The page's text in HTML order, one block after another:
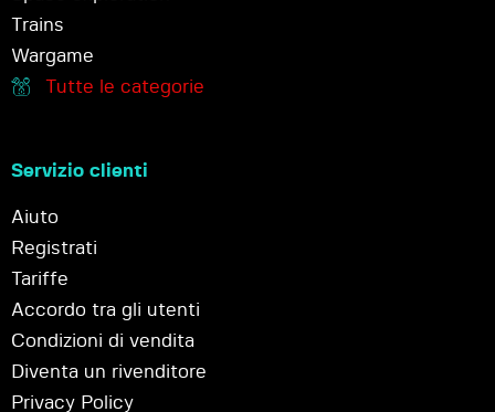
Trains
Wargame
Tutte le categorie
Servizio clienti
Aiuto
Registrati
Tariffe
Accordo tra gli utenti
Condizioni di vendita
Diventa un rivenditore
Privacy Policy